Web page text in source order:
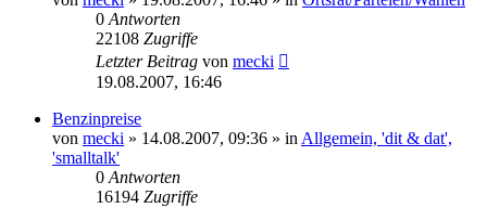
0 Antworten
22108 Zugriffe
Letzter Beitrag von mecki
19.08.2007, 16:46
Benzinpreise
von mecki » 14.08.2007, 09:36 » in Allgemein, 'dit & dat',
'smalltalk'
0 Antworten
16194 Zugriffe